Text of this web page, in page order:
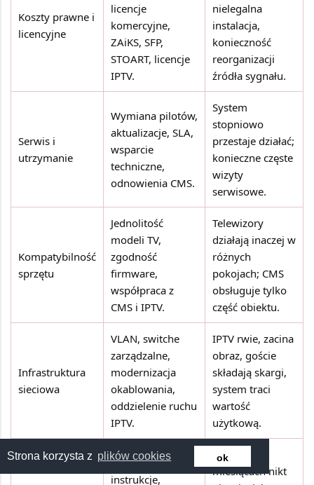
Strona korzysta z plików cookies ok
Koszty prawne i
licencyjne
licencje
komercyjne,
ZAiKS, SFP,
STOART, licencje
IPTV.
nielegalna
instalacja,
konieczność
reorganizacji
źródła sygnału.
Serwis i
utrzymanie
Wymiana pilotów,
aktualizacje, SLA,
wsparcie
techniczne,
odnowienia CMS.
System
stopniowo
przestaje działać;
konieczne częste
wizyty
serwisowe.
Kompatybilność
sprzętu
Jednolitość
modeli TV,
zgodność
firmware,
współpraca z
CMS i IPTV.
Telewizory
działają inaczej w
różnych
pokojach; CMS
obsługuje tylko
część obiektu.
Infrastruktura
sieciowa
VLAN, switche
zarządzalne,
modernizacja
okablowania,
oddzielenie ruchu
IPTV.
IPTV rwie, zacina
obraz, goście
składają skargi,
system traci
wartość
użytkową.
Procedury,
instrukcje,
Po kilku
miesiącach nikt